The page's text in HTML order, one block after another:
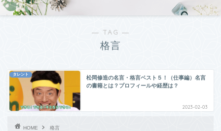
― TAG ―
格言
タレント
松岡修造の名言・格言ベスト５！（仕事編）名言
の書籍とは？プロフィールや経歴は？
2023-02-03
HOME 格言